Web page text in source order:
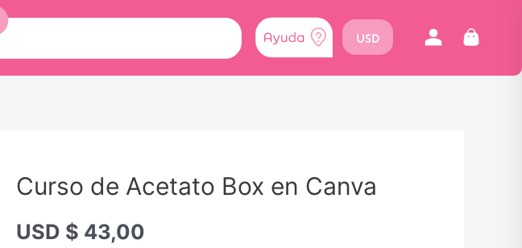
USD
Curso de Acetato Box en Canva
USD $ 43,00